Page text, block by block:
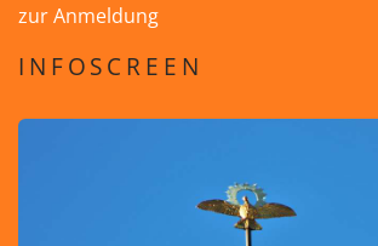
zur Anmeldung
INFOSCREEN